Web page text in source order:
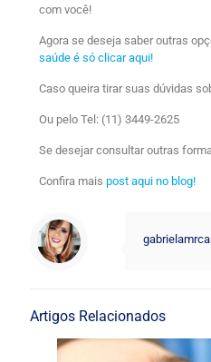
com você!
Agora se deseja saber outras
saúde é só clicar aqui!
Caso queira tirar suas dúvidas
Ou pelo Tel: (11) 3449-2625
Se desejar consultar outras
Confira mais post aqui no blog!
Artigos Relacionados